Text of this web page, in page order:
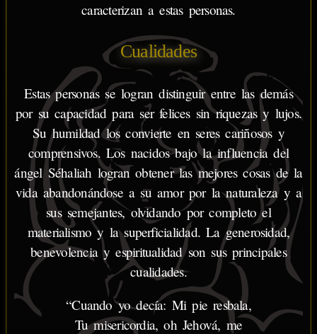
caracterizan a estas personas.
Cualidades
Estas personas se logran distinguir entre las demás
por su capacidad para ser felices sin riquezas y lujos.
Su humildad los convierte en seres cariñosos y
comprensivos. Los nacidos bajo la influencia del
ángel Séhaliah logran obtener las mejores cosas de la
vida abandonándose a su amor por la naturaleza y a
sus semejantes, olvidando por completo el
materialismo y la superficialidad. La generosidad,
benevolencia y espiritualidad son sus principales
cualidades.
“Cuando yo decía: Mi pie resbala,
Tu misericordia, oh Jehová, me